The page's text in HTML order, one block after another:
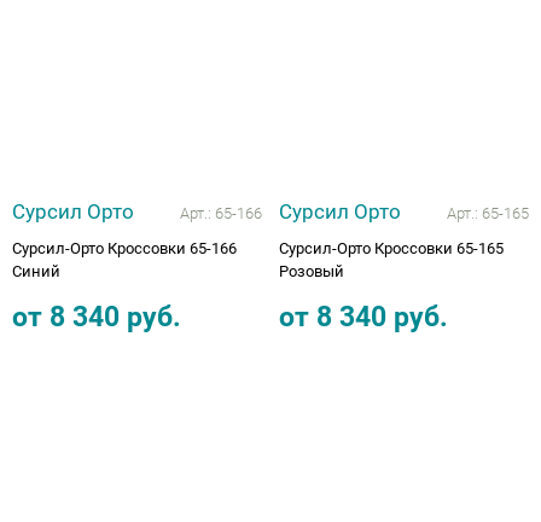
Сурсил Орто Арт.: 65-166
Сурсил-Орто Кроссовки 65-166
Синий
от 8 340 руб.
Сурсил Орто Арт.: 65-165
Сурсил-Орто Кроссовки 65-165
Розовый
от 8 340 руб.
ОПОРЫ, ВЕРТИКАЛИЗАТОРЫ, Оборудование